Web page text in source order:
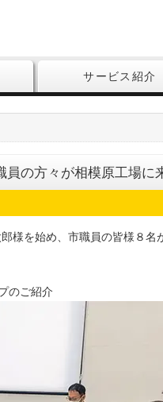
サービス紹介
の方々が相模原工場に
様を始め、市職員の皆様８名
のご紹介